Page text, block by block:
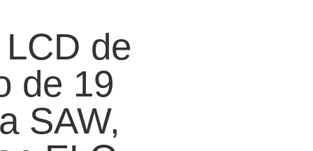
de
de 19
SAW,